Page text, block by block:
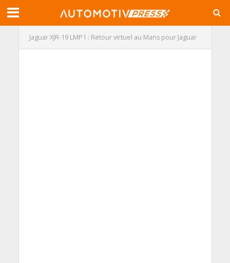
Jaguar XJR-19 LMP1 : Retour virtuel au Mans pour Jaguar